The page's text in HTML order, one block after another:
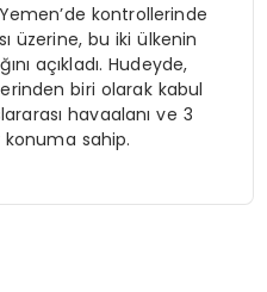
kontrollerinde
üzerine, bu iki ülkenin
açıkladı. Hudeyde,
biri olarak kabul
havaalanı ve 3
sahip.